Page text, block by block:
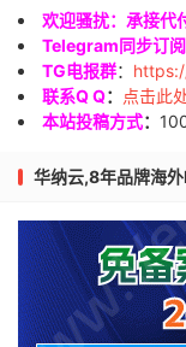
欢迎骚扰：承接代
Telegram同步订阅
TG电报群：
联系Q Q：
点击此
本站投稿方式：
华纳云,8年品牌海